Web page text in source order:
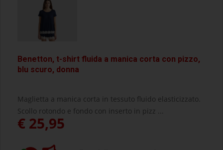
Benetton, t-shirt fluida a manica corta con pizzo,
blu scuro, donna
Maglietta a manica corta in tessuto fluido elasticizzato.
Scollo rotondo e fondo con inserto in pizz ...
€ 25,95